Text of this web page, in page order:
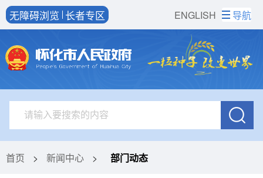
ENGLISH
无障碍浏览 长者专区 导航
首页 > 新闻中心 > 部门动态